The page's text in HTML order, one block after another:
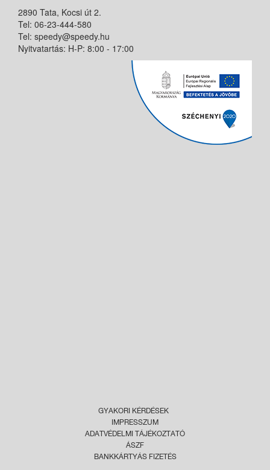
2890 Tata, Kocsi út 2.
Tel: 06-23-444-580
Tel: speedy@speedy.hu
Nyitvatartás: H-P: 8:00 - 17:00
GYAKORI KÉRDÉSEK
IMPRESSZUM
ADATVÉDELMI TÁJÉKOZTATÓ
ÁSZF
BANKKÁRTYÁS FIZETÉS